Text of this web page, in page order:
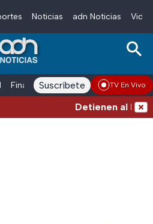
Noticias adn Noticias
Finanzas adn Noticias Radio
Suscríbete TV En Vivo
Detienen al